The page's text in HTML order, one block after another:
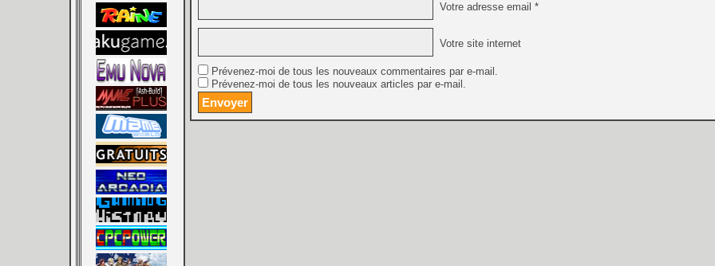
Votre adresse email *
Votre site internet
Prévenez-moi de tous les nouveaux commentaires par e-mail.
Prévenez-moi de tous les nouveaux articles par e-mail.